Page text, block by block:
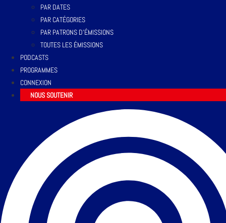
PAR DATES
PAR CATÉGORIES
PAR PATRONS D’ÉMISSIONS
TOUTES LES ÉMISSIONS
PODCASTS
PROGRAMMES
CONNEXION
NOUS SOUTENIR